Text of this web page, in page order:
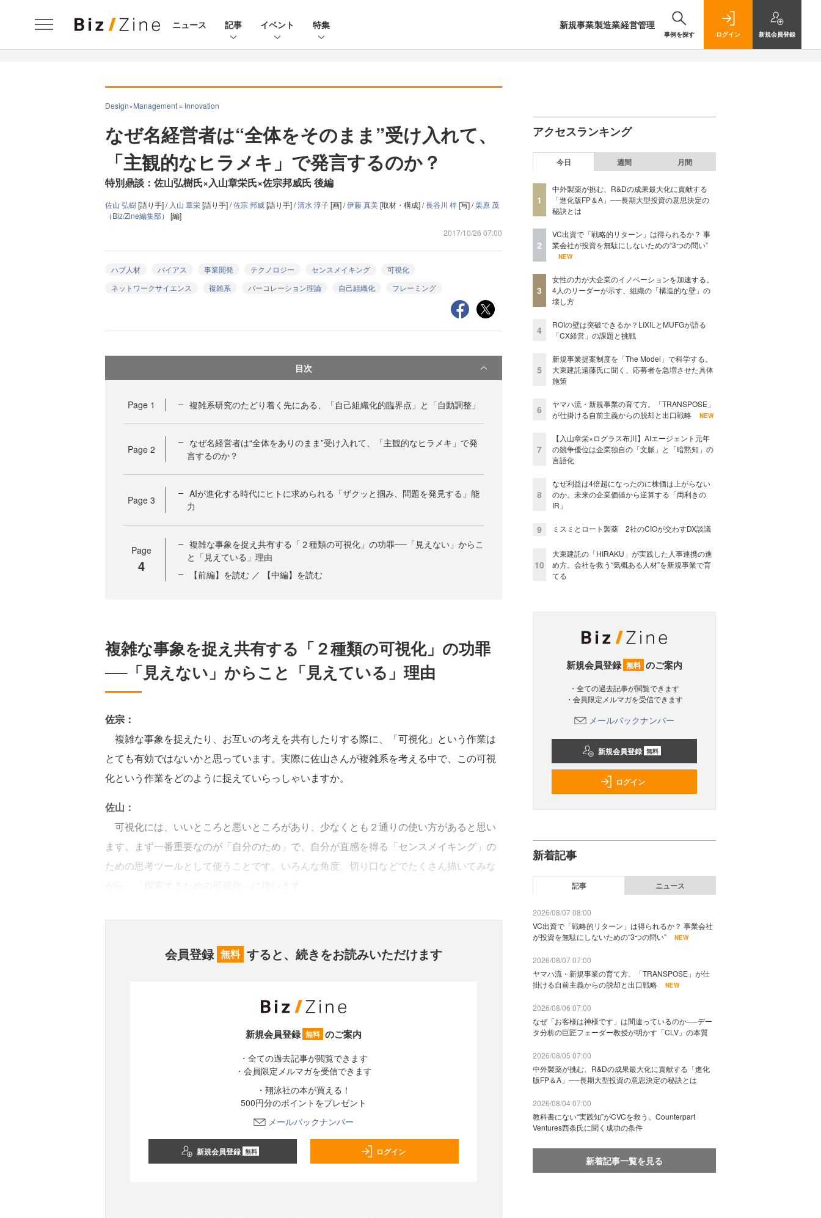
ニュース 記事 イベント 特集 新規事業製造業経営管理
事例を探す ログイン 新規会員登録
Design×Management＝Innovation
なぜ名経営者は“全体をそのまま”受け入れて、
「主観的なヒラメキ」で発言するのか？
特別鼎談：佐山弘樹氏×入山章栄氏×佐宗邦威氏 後編
佐山 弘樹[語り手] / 入山 章栄[語り手] /佐宗 邦威[語り手] /清水 淳子[画] /伊藤 真美[取材・構成] /長谷川 梓[写] /栗原 茂
（Biz/Zine編集部） [編]
2017/10/26 07:00
ハブ人材 バイアス 事業開発 テクノロジー センスメイキング
可視化
ネットワークサイエンス
複雑系 パーコレーション理論 自己組織化 フレーミング
目次
Page 1 複雑系研究のたどり着く先にある、「自己組織化的臨界点」と「自動調整」
Page 2
なぜ名経営者は“全体をありのまま”受け入れて、「主観的なヒラメキ」で発
言するのか？
Page 3
AIが進化する時代にヒトに求められる「ザクッと掴み、問題を発見する」能
力
Page
4
複雑な事象を捉え共有する「２種類の可視化」の功罪──「見えない」からこ
と「見えている」理由
【前編】を読む ／ 【中編】を読む
複雑な事象を捉え共有する「２種類の可視化」の功罪
──「見えない」からこと「見えている」理由
佐宗：
複雑な事象を捉えたり、お互いの考えを共有したりする際に、「可視化」という作業は
とても有効ではないかと思っています。実際に佐山さんが複雑系を考える中で、この可視
化という作業をどのように捉えていらっしゃいますか。
佐山：
可視化には、いいところと悪いところがあり、少なくとも２通りの使い方があると思い
ます。まず一番重要なのが「自分のため」で、自分が直感を得る「センスメイキング」の
ための思考ツールとして使うことです。いろんな角度、切り口などでたくさん描いてみな
会員登録 無料 すると、続きをお読みいただけます
新規会員登録 無料 のご案内
・全ての過去記事が閲覧できます
・会員限定メルマガを受信できます
・翔泳社の本が買える！
500円分のポイントをプレゼント
メールバックナンバー
新規会員登録 無料 ログイン
アクセスランキング
今日 週間 月間
1
中外製薬が挑む、R&Dの成果最大化に貢献する
「進化版FP＆A」──長期大型投資の意思決定の
秘訣とは
2
VC出資で「戦略的リターン」は得られるか？ 事
業会社が投資を無駄にしないための“3つの問い”
NEW
3
女性の力が大企業のイノベーションを加速する。
4人のリーダーが示す、組織の「構造的な壁」の
壊し方
4
ROIの壁は突破できるか？LIXILとMUFGが語る
「CX経営」の課題と挑戦
5
新規事業提案制度を「The Model」で科学する。
大東建託遠藤氏に聞く、応募者を急増させた具体
施策
6
ヤマハ流・新規事業の育て方。「TRANSPOSE」
が仕掛ける自前主義からの脱却と出口戦略
NEW
7
【入山章栄×ログラス布川】AIエージェント元年
の競争優位は企業独自の「文脈」と「暗黙知」の
言語化
8
なぜ利益は4倍超になったのに株価は上がらない
のか。未来の企業価値から逆算する「両利きの
IR」
9 ミスミとロート製薬 2社のCIOが交わすDX談議
10
大東建託の「HIRAKU」が実践した人事連携の進
め方。会社を救う“気概ある人材”を新規事業で育
てる
新規会員登録 無料 のご案内
・全ての過去記事が閲覧できます
・会員限定メルマガを受信できます
メールバックナンバー
新規会員登録 無料
ログイン
新着記事
記事 ニュース
2026/08/07 08:00
VC出資で「戦略的リターン」は得られるか？ 事業会社
が投資を無駄にしないための“3つの問い”
NEW
2026/08/07 07:00
ヤマハ流・新規事業の育て方。「TRANSPOSE」が仕
掛ける自前主義からの脱却と出口戦略
NEW
2026/08/06 07:00
なぜ「お客様は神様です」は間違っているのか──デー
タ分析の巨匠フェーダー教授が明かす「CLV」の本質
2026/08/05 07:00
中外製薬が挑む、R&Dの成果最大化に貢献する「進化
版FP＆A」──長期大型投資の意思決定の秘訣とは
2026/08/04 07:00
教科書にない“実践知”がCVCを救う。Counterpart
Ventures西条氏に聞く成功の条件
新着記事一覧を見る